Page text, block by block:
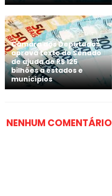
Câmara dos Deputados
aprova texto do Senado
de ajuda de R$ 125
bilhões a estados e
municípios
NENHUM COMENTÁRIO